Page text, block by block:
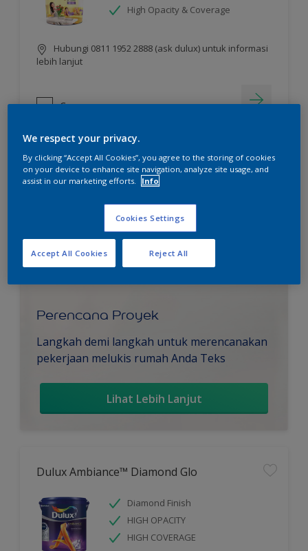
High Opacity & Coverage
Hubungi 0811 1952 2888 (ask dulux) untuk informasi
lebih lanjut
Compare
Perencana Proyek
Langkah demi langkah untuk merencanakan
pekerjaan melukis rumah Anda Teks
Lihat Lebih Lanjut
Dulux Ambiance™ Diamond Glo
Diamond Finish
HIGH OPACITY
HIGH COVERAGE
We respect your privacy.
By clicking “Accept All Cookies”, you agree to the storing of cookies
on your device to enhance site navigation, analyze site usage, and
assist in our marketing efforts.
Info
Cookies Settings
Reject All
Accept All Cookies